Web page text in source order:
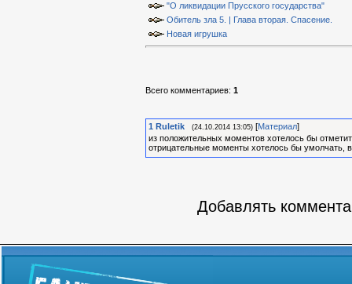
"О ликвидации Прусского государства"
Обитель зла 5. | Глава вторая. Спасение.
Новая игрушка
Всего комментариев: 1
1 Ruletik (24.10.2014 13:05) [Материал]
из положительных моментов хотелось бы
отрицательные моменты хотелось бы умолчать,
Добавлять